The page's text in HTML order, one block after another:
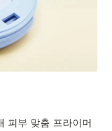
피부 맞춤 프라이머